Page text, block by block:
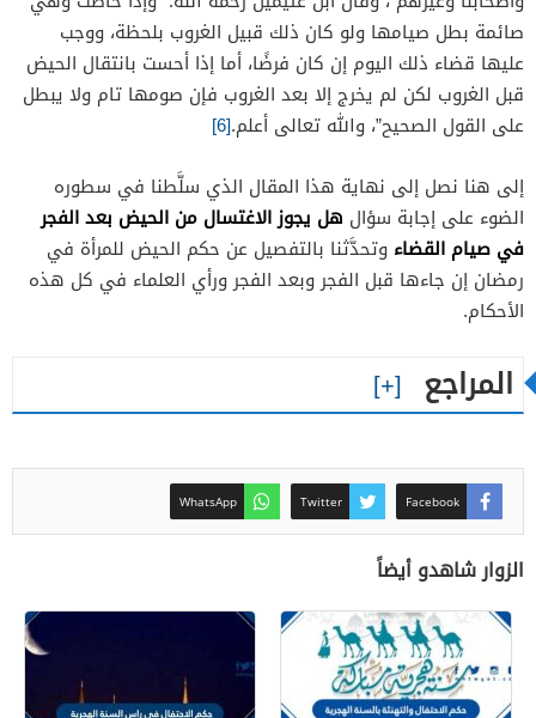
صائمة بطل صيامها ولو كان ذلك قبيل الغروب بلحظة، ووجب
عليها قضاء ذلك اليوم إن كان فرضًا، أما إذا أحست بانتقال الحيض
قبل الغروب لكن لم يخرج إلا بعد الغروب فإن صومها تام ولا يبطل
على القول الصحيح”، والله تعالى أعلم.[6]
إلى هنا نصل إلى نهاية هذا المقال الذي سلَّطنا في سطوره
الضوء على إجابة سؤال هل يجوز الاغتسال من الحيض بعد الفجر
في صيام القضاء وتحدَّثنا بالتفصيل عن حكم الحيض للمرأة في
رمضان إن جاءها قبل الفجر وبعد الفجر ورأي العلماء في كل هذه
الأحكام.
المراجع
Facebook
Twitter
WhatsApp
الزوار شاهدو أيضاً